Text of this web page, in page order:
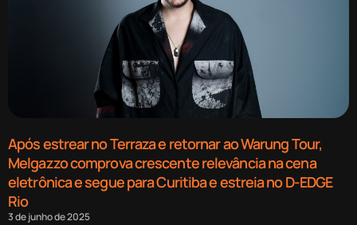
Após estrear no Terraza e retornar ao Warung Tour,
Melgazzo comprova crescente relevância na cena
eletrônica e segue para Curitiba e estreia no D-EDGE
Rio
3 de junho de 2025